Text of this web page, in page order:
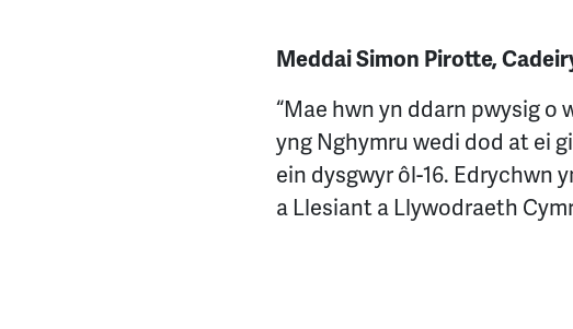
Meddai Simon Pirotte,
“Mae hwn yn ddarn pwysig
yng Nghymru wedi dod at ei
ein dysgwyr ôl-16. Edrychwn
a Llesiant a Llywodraeth